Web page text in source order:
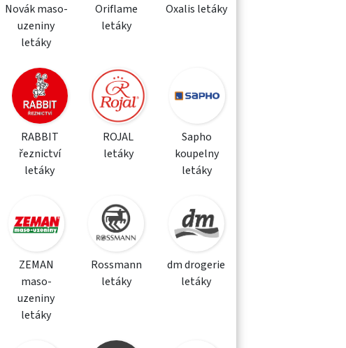
Novák maso-
uzeniny
letáky
Oriflame
letáky
Oxalis letáky
RABBIT
řeznictví
letáky
ROJAL
letáky
Sapho
koupelny
letáky
ZEMAN
maso-
uzeniny
letáky
Rossmann
letáky
dm drogerie
letáky